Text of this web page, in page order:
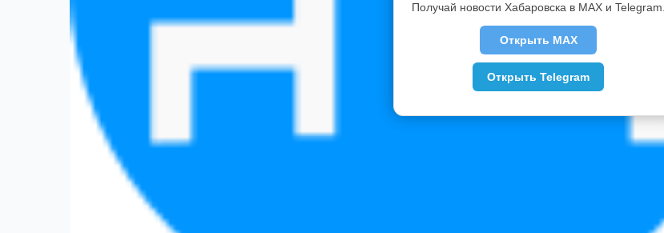
Получай новости Хабаровска в MAX и Telegram.
Открыть MAX
Открыть Telegram